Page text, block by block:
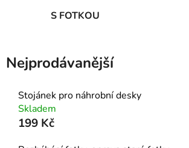
S FOTKOU
Nejprodávanější
Stojánek pro náhrobní desky
Skladem
199 Kč